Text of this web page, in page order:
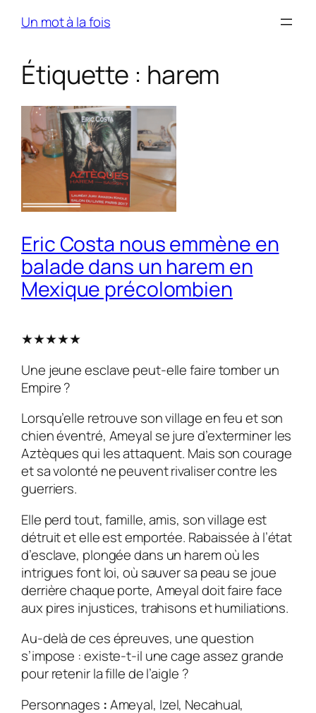
Un mot à la fois
Étiquette : harem
Eric Costa nous emmène en
balade dans un harem en
Mexique précolombien
★★★★★
Une jeune esclave peut-elle faire tomber un
Empire ?
Lorsqu’elle retrouve son village en feu et son
chien éventré, Ameyal se jure d’exterminer les
Aztèques qui les attaquent. Mais son courage
et sa volonté ne peuvent rivaliser contre les
guerriers.
Elle perd tout, famille, amis, son village est
détruit et elle est emportée. Rabaissée à l’état
d’esclave, plongée dans un harem où les
intrigues font loi, où sauver sa peau se joue
derrière chaque porte, Ameyal doit faire face
aux pires injustices, trahisons et humiliations.
Au-delà de ces épreuves, une question
s’impose : existe-t-il une cage assez grande
pour retenir la fille de l’aigle ?
Personnages :Ameyal, Izel, Necahual,